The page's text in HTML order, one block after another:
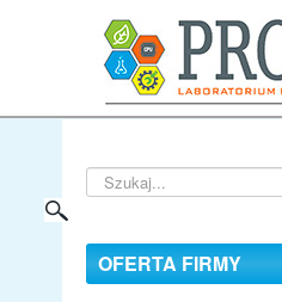
Szukaj...
OFERTA FIRMY